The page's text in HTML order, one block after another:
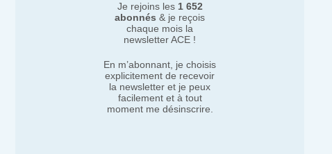
Je rejoins les 1 652
abonnés & je reçois
chaque mois la
newsletter ACE !
En m’abonnant, je choisis
explicitement de recevoir
la newsletter et je peux
facilement et à tout
moment me désinscrire.